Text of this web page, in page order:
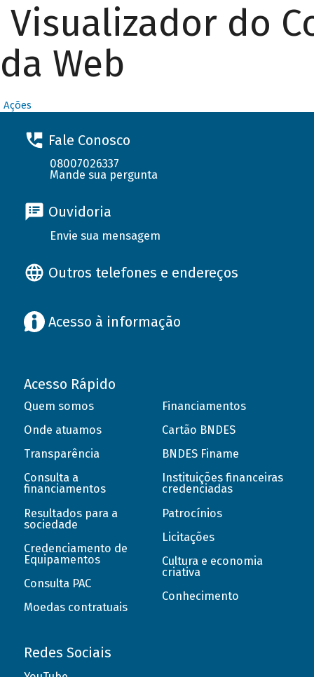
Visualizador do
da Web
Ações
Fale Conosco
08007026337
Mande sua pergunta
Ouvidoria
Envie sua mensagem
Outros telefones e endereços
Acesso à informação
Acesso Rápido
Quem somos
Onde atuamos
Transparência
Consulta a
financiamentos
Resultados para a
sociedade
Credenciamento de
Equipamentos
Consulta PAC
Moedas contratuais
Financiamentos
Cartão BNDES
BNDES Finame
Instituições financeiras
credenciadas
Patrocínios
Licitações
Cultura e economia
criativa
Conhecimento
Redes Sociais